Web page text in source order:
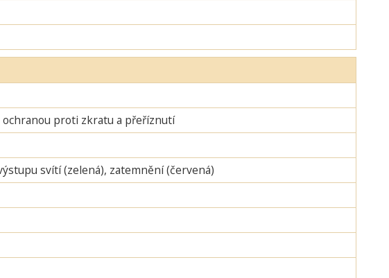
ochranou proti zkratu a přeříznutí
svítí (zelená), zatemnění (červená)